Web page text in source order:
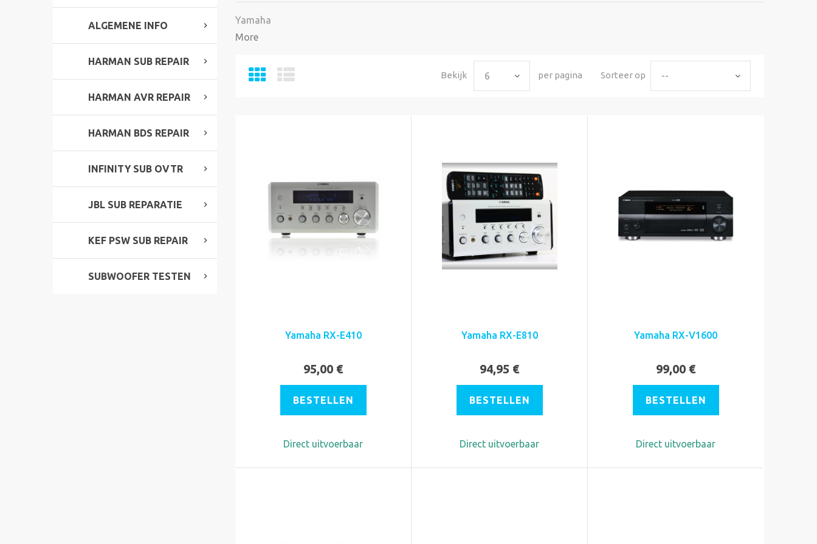
Yamaha
More
Sorteer op --
Bekijk 6 per pagina
Yamaha RX-E410
95,00 €
BESTELLEN
Direct uitvoerbaar
Yamaha RX-E810
94,95 €
BESTELLEN
Direct uitvoerbaar
Yamaha RX-V1600
99,00 €
BESTELLEN
Direct uitvoerbaar
ALGEMENE INFO
HARMAN SUB REPAIR
HARMAN AVR REPAIR
HARMAN BDS REPAIR
INFINITY SUB OVTR
JBL SUB REPARATIE
KEF PSW SUB REPAIR
SUBWOOFER TESTEN